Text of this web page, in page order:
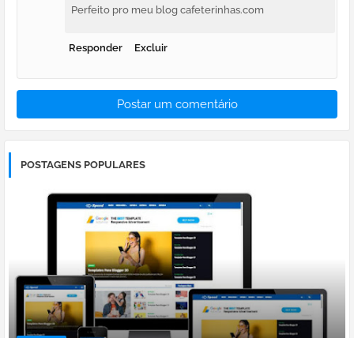
Perfeito pro meu blog cafeterinhas.com
Responder Excluir
Postar um comentário
POSTAGENS POPULARES